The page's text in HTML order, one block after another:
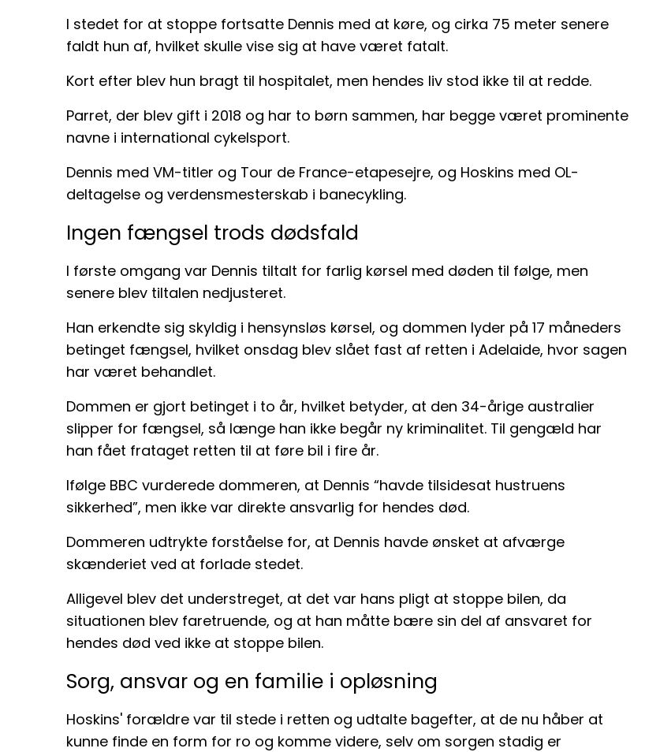
I stedet for at stoppe fortsatte Dennis med at køre, og cirka 75 meter senere
faldt hun af, hvilket skulle vise sig at have været fatalt.
Kort efter blev hun bragt til hospitalet, men hendes liv stod ikke til at redde.
Parret, der blev gift i 2018 og har to børn sammen, har begge været prominente
navne i international cykelsport.
Dennis med VM-titler og Tour de France-etapesejre, og Hoskins med OL-
deltagelse og verdensmesterskab i banecykling.
Ingen fængsel trods dødsfald
I første omgang var Dennis tiltalt for farlig kørsel med døden til følge, men
senere blev tiltalen nedjusteret.
Han erkendte sig skyldig i hensynsløs kørsel, og dommen lyder på 17 måneders
betinget fængsel, hvilket onsdag blev slået fast af retten i Adelaide, hvor sagen
har været behandlet.
Dommen er gjort betinget i to år, hvilket betyder, at den 34-årige australier
slipper for fængsel, så længe han ikke begår ny kriminalitet. Til gengæld har
han fået frataget retten til at føre bil i fire år.
Ifølge BBC vurderede dommeren, at Dennis “havde tilsidesat hustruens
sikkerhed”, men ikke var direkte ansvarlig for hendes død.
Dommeren udtrykte forståelse for, at Dennis havde ønsket at afværge
skænderiet ved at forlade stedet.
Alligevel blev det understreget, at det var hans pligt at stoppe bilen, da
situationen blev faretruende, og at han måtte bære sin del af ansvaret for
hendes død ved ikke at stoppe bilen.
Sorg, ansvar og en familie i opløsning
Hoskins' forældre var til stede i retten og udtalte bagefter, at de nu håber at
kunne finde en form for ro og komme videre, selv om sorgen stadig er